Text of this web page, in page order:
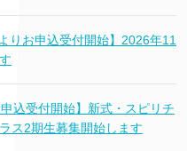
りお申込受付開始】2026年11
込受付開始】新式・スピリチ
ス2期生募集開始します